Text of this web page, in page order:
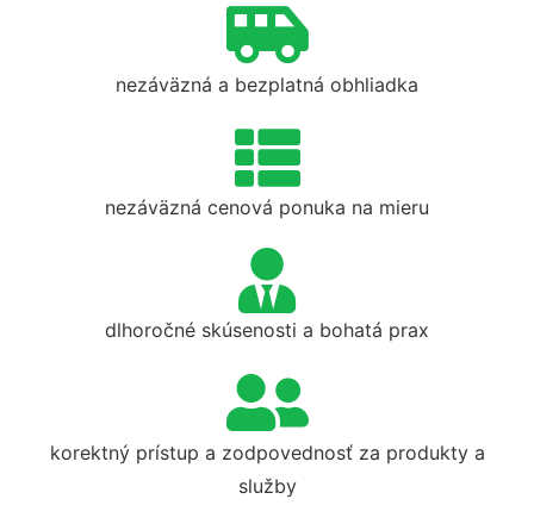
nezáväzná a bezplatná obhliadka
nezáväzná cenová ponuka na mieru
dlhoročné skúsenosti a bohatá prax
korektný prístup a zodpovednosť za produkty a
služby